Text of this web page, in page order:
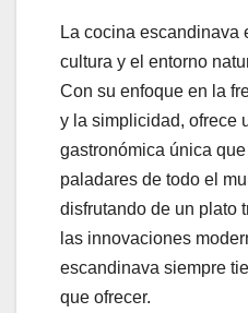
La cocina escandinava
cultura y el entorno
Con su enfoque en la
y la simplicidad, ofrece
gastronómica única
paladares de todo el
disfrutando de un plato
las innovaciones
escandinava siempre
que ofrecer.